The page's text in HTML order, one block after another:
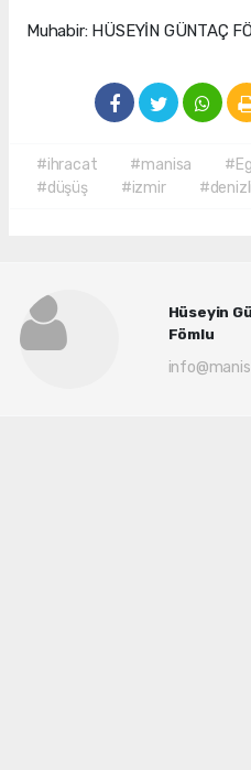
Muhabir: HÜSEYİN GÜNTAÇ
#ihracat #manisa
#düşüş
#izmir #denizli
Hüseyin
Fömlu